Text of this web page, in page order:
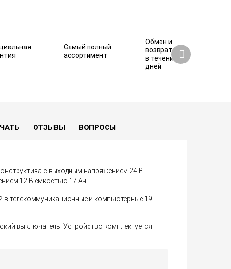
Самый полный
ассортимент
Обмен и
возврат
в течение 7
дней
ОТЗЫВЫ ВОПРОСЫ
с выходным напряжением 24 В
12 В емкостью 17 Ач.
в телекоммуникационные и компьютерные 19-
выключатель. Устройство комплектуется